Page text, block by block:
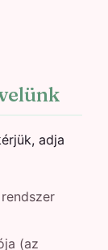
adja
(az